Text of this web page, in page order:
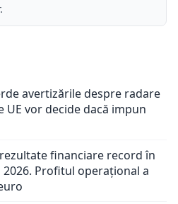
avertizările despre radare
vor decide dacă impun
financiare record în
Profitul operațional a